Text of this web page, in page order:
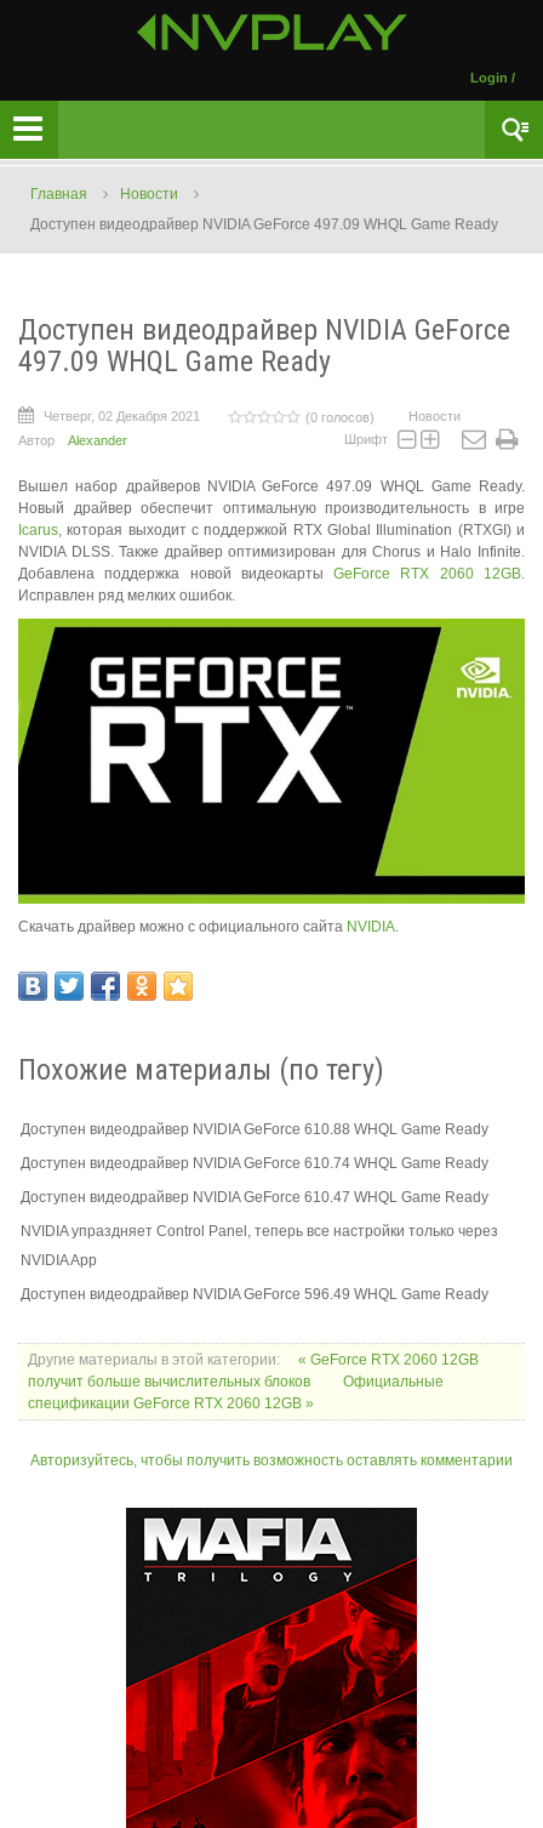
Login /
Главная
Новости
Доступен видеодрайвер NVIDIA GeForce 497.09 WHQL Game Ready
Доступен видеодрайвер NVIDIA GeForce
497.09 WHQL Game Ready
Четверг, 02 Декабря 2021 (0 голосов)
Новости
Автор
Alexander Шрифт
Вышел набор драйверов NVIDIA GeForce 497.09 WHQL Game Ready.
Новый драйвер обеспечит оптимальную производительность в игре
Icarus, которая выходит с поддержкой RTX Global Illumination (RTXGI) и
NVIDIA DLSS. Также драйвер оптимизирован для Chorus и Halo Infinite.
Добавлена поддержка новой видеокартыGeForce RTX 2060 12GB.
Исправлен ряд мелких ошибок.
Скачать драйвер можно с официального сайта NVIDIA.
Похожие материалы (по тегу)
Доступен видеодрайвер NVIDIA GeForce 610.88 WHQL Game Ready
Доступен видеодрайвер NVIDIA GeForce 610.74 WHQL Game Ready
Доступен видеодрайвер NVIDIA GeForce 610.47 WHQL Game Ready
NVIDIA упраздняет Control Panel, теперь все настройки только через
NVIDIA App
Доступен видеодрайвер NVIDIA GeForce 596.49 WHQL Game Ready
Другие материалы в этой категории:
« GeForce RTX 2060 12GB
получит больше вычислительных блоков
Официальные
спецификации GeForce RTX 2060 12GB »
Авторизуйтесь, чтобы получить возможность оставлять комментарии